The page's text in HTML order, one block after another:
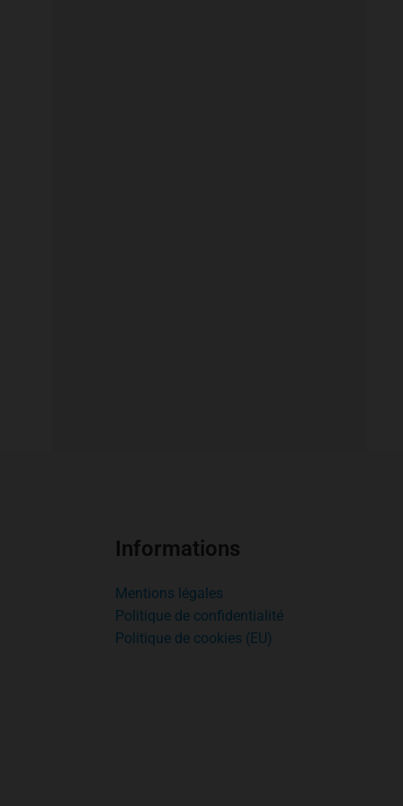
Informations
Mentions légales
Politique de confidentialité
Politique de cookies (EU)